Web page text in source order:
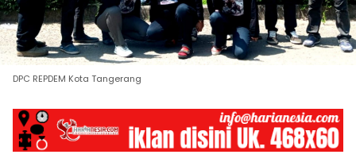
DPC REPDEM Kota Tangerang